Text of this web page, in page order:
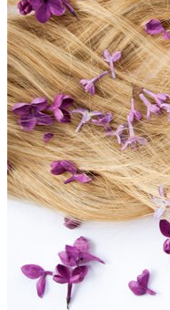
Menschen
Stadt und Land
Weitere Fotoblogs
Über mich
Impressum
Datenschutz
Suche
TAG CLOUD
Blogparade Blumen
Farben Filter
Gewinner Herbst